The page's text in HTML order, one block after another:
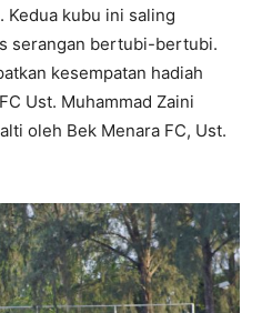
Kedua kubu ini saling
serangan bertubi-bertubi.
kesempatan hadiah
Ust. Muhammad Zaini
oleh Bek Menara FC, Ust.